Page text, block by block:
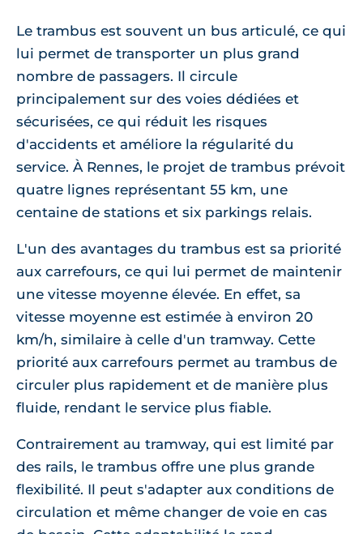
Le trambus est souvent un bus articulé, ce qui
lui permet de transporter un plus grand
nombre de passagers. Il circule
principalement sur des voies dédiées et
sécurisées, ce qui réduit les risques
d'accidents et améliore la régularité du
service. À Rennes, le projet de trambus prévoit
quatre lignes représentant 55 km, une
centaine de stations et six parkings relais.
L'un des avantages du trambus est sa priorité
aux carrefours, ce qui lui permet de maintenir
une vitesse moyenne élevée. En effet, sa
vitesse moyenne est estimée à environ 20
km/h, similaire à celle d'un tramway. Cette
priorité aux carrefours permet au trambus de
circuler plus rapidement et de manière plus
fluide, rendant le service plus fiable.
Contrairement au tramway, qui est limité par
des rails, le trambus offre une plus grande
flexibilité. Il peut s'adapter aux conditions de
circulation et même changer de voie en cas